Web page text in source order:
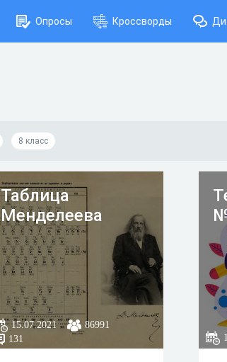
Опросы Кроссворды
8 класс
Таблица
Менделеева
15.07.2021
86991
131